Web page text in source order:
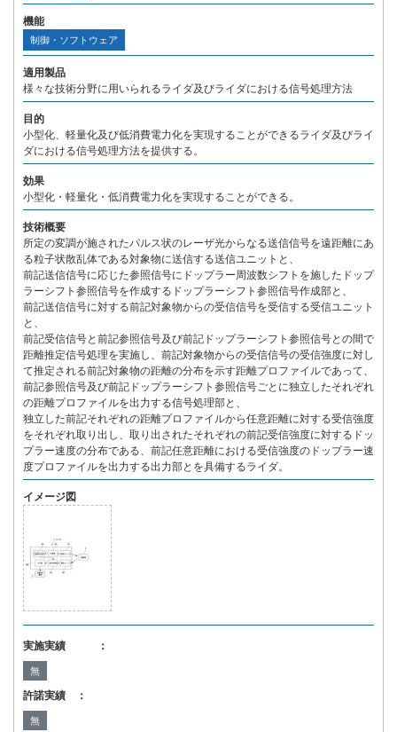
機能
制御・ソフトウェア
適用製品
様々な技術分野に用いられるライダ及びライダにおける信号処理方法
目的
小型化、軽量化及び低消費電力化を実現することができるライダ及びライ
ダにおける信号処理方法を提供する。
効果
小型化・軽量化・低消費電力化を実現することができる。
技術概要
所定の変調が施されたパルス状のレーザ光からなる送信信号を遠距離にあ
る粒子状散乱体である対象物に送信する送信ユニットと、
前記送信信号に応じた参照信号にドップラー周波数シフトを施したドップ
ラーシフト参照信号を作成するドップラーシフト参照信号作成部と、
前記送信信号に対する前記対象物からの受信信号を受信する受信ユニット
と、
前記受信信号と前記参照信号及び前記ドップラーシフト参照信号との間で
距離推定信号処理を実施し、前記対象物からの受信信号の受信強度に対し
て推定される前記対象物の距離の分布を示す距離プロファイルであって、
前記参照信号及び前記ドップラーシフト参照信号ごとに独立したそれぞれ
の距離プロファイルを出力する信号処理部と、
独立した前記それぞれの距離プロファイルから任意距離に対する受信強度
をそれぞれ取り出し、取り出されたそれぞれの前記受信強度に対するドッ
プラー速度の分布である、前記任意距離における受信強度のドップラー速
度プロファイルを出力する出力部とを具備するライダ。
イメージ図
実施実績 ：
無
許諾実績 ：
無